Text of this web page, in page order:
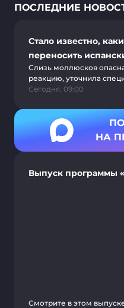
ПОСЛЕДНИЕ
Стало известно,
переносить
Слизь моллюсков
реакцию, уточнила
Сегодня, 09:00
НА
Выпуск программы
Смотрите в этом